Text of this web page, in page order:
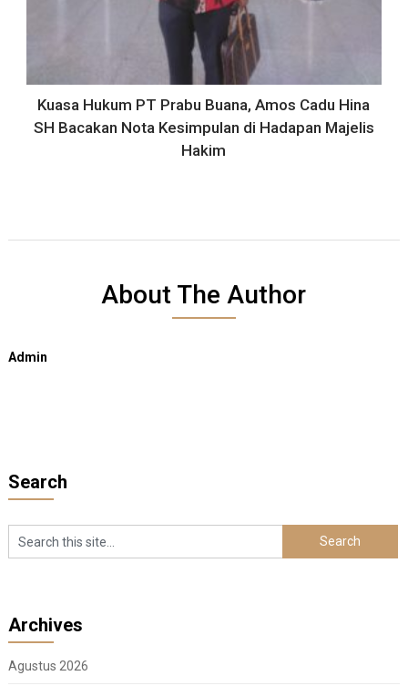
Kuasa Hukum PT Prabu Buana, Amos Cadu Hina
SH Bacakan Nota Kesimpulan di Hadapan Majelis
Hakim
About The Author
Admin
Search
Archives
Agustus 2026